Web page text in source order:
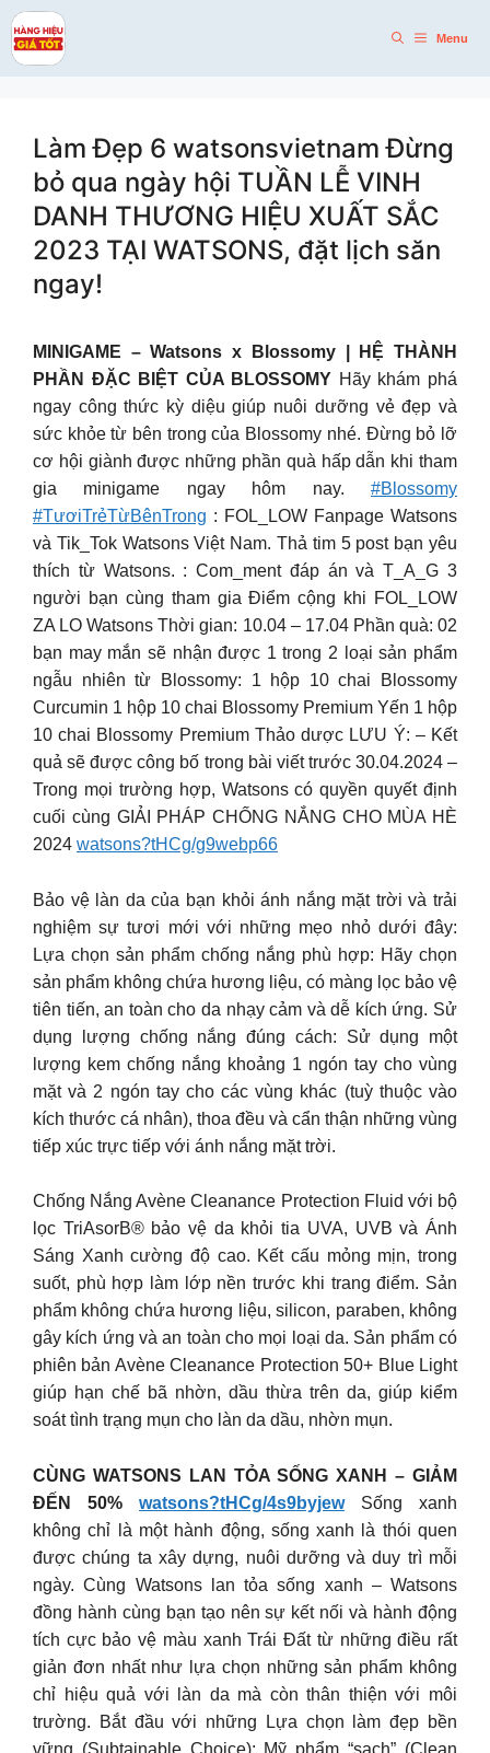
Skip
to
content
Menu
Làm Đẹp 6 watsonsvietnam Đừng
bỏ qua ngày hội TUẦN LỄ VINH
DANH THƯƠNG HIỆU XUẤT SẮC
2023 TẠI WATSONS, đặt lịch săn
ngay!
MINIGAME – Watsons x Blossomy | HỆ THÀNH
PHẦN ĐẶC BIỆT CỦA BLOSSOMY Hãy khám phá
ngay công thức kỳ diệu giúp nuôi dưỡng vẻ đẹp và
sức khỏe từ bên trong của Blossomy nhé. Đừng bỏ lỡ
cơ hội giành được những phần quà hấp dẫn khi tham
gia minigame ngay hôm nay. #Blossomy
#TươiTrẻTừBênTrong : FOL_LOW Fanpage Watsons
và Tik_Tok Watsons Việt Nam. Thả tim 5 post bạn yêu
thích từ Watsons. : Com_ment đáp án và T_A_G 3
người bạn cùng tham gia Điểm cộng khi FOL_LOW
ZA LO Watsons Thời gian: 10.04 – 17.04 Phần quà: 02
bạn may mắn sẽ nhận được 1 trong 2 loại sản phẩm
ngẫu nhiên từ Blossomy: 1 hộp 10 chai Blossomy
Curcumin 1 hộp 10 chai Blossomy Premium Yến 1 hộp
10 chai Blossomy Premium Thảo dược LƯU Ý: – Kết
quả sẽ được công bố trong bài viết trước 30.04.2024 –
Trong mọi trường hợp, Watsons có quyền quyết định
cuối cùng GIẢI PHÁP CHỐNG NẮNG CHO MÙA HÈ
2024 watsons?tHCg/g9webp66
Bảo vệ làn da của bạn khỏi ánh nắng mặt trời và trải
nghiệm sự tươi mới với những mẹo nhỏ dưới đây:
Lựa chọn sản phẩm chống nắng phù hợp: Hãy chọn
sản phẩm không chứa hương liệu, có màng lọc bảo vệ
tiên tiến, an toàn cho da nhạy cảm và dễ kích ứng. Sử
dụng lượng chống nắng đúng cách: Sử dụng một
lượng kem chống nắng khoảng 1 ngón tay cho vùng
mặt và 2 ngón tay cho các vùng khác (tuỳ thuộc vào
kích thước cá nhân), thoa đều và cẩn thận những vùng
tiếp xúc trực tiếp với ánh nắng mặt trời.
Chống Nắng Avène Cleanance Protection Fluid với bộ
lọc TriAsorB® bảo vệ da khỏi tia UVA, UVB và Ánh
Sáng Xanh cường độ cao. Kết cấu mỏng mịn, trong
suốt, phù hợp làm lớp nền trước khi trang điểm. Sản
phẩm không chứa hương liệu, silicon, paraben, không
gây kích ứng và an toàn cho mọi loại da. Sản phẩm có
phiên bản Avène Cleanance Protection 50+ Blue Light
giúp hạn chế bã nhờn, dầu thừa trên da, giúp kiểm
soát tình trạng mụn cho làn da dầu, nhờn mụn.
CÙNG WATSONS LAN TỎA SỐNG XANH – GIẢM
ĐẾN 50% watsons?tHCg/4s9byjewSống xanh
không chỉ là một hành động, sống xanh là thói quen
được chúng ta xây dựng, nuôi dưỡng và duy trì mỗi
ngày. Cùng Watsons lan tỏa sống xanh – Watsons
đồng hành cùng bạn tạo nên sự kết nối và hành động
tích cực bảo vệ màu xanh Trái Đất từ những điều rất
giản đơn nhất như lựa chọn những sản phẩm không
chỉ hiệu quả với làn da mà còn thân thiện với môi
trường. Bắt đầu với những Lựa chọn làm đẹp bền
vững (Subtainable Choice): Mỹ phẩm “sạch” (Clean